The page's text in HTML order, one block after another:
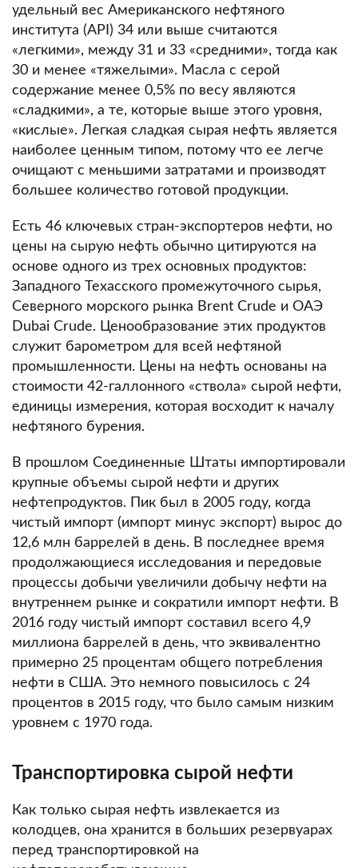
удельный вес Американского нефтяного
института (API) 34 или выше считаются
«легкими», между 31 и 33 «средними», тогда как
30 и менее «тяжелыми». Масла с серой
содержание менее 0,5% по весу являются
«сладкими», а те, которые выше этого уровня,
«кислые». Легкая сладкая сырая нефть является
наиболее ценным типом, потому что ее легче
очищают с меньшими затратами и производят
большее количество готовой продукции.
Есть 46 ключевых стран-экспортеров нефти, но
цены на сырую нефть обычно цитируются на
основе одного из трех основных продуктов:
Западного Техасского промежуточного сырья,
Северного морского рынка Brent Crude и ОАЭ
Dubai Crude. Ценообразование этих продуктов
служит барометром для всей нефтяной
промышленности. Цены на нефть основаны на
стоимости 42-галлонного «ствола» сырой нефти,
единицы измерения, которая восходит к началу
нефтяного бурения.
В прошлом Соединенные Штаты импортировали
крупные объемы сырой нефти и других
нефтепродуктов.
Пик был в 2005 году, когда
чистый импорт (импорт минус экспорт) вырос до
12,6 млн баррелей в день. В последнее время
продолжающиеся исследования и передовые
процессы добычи увеличили добычу нефти на
внутреннем рынке и сократили импорт нефти. В
2016 году чистый импорт составил всего 4,9
миллиона баррелей в день, что эквивалентно
примерно 25 процентам общего потребления
нефти в США. Это немного повысилось с 24
процентов в 2015 году, что было самым низким
уровнем с 1970 года.
Транспортировка сырой нефти
Как только сырая нефть извлекается из
колодцев, она хранится в больших резервуарах
перед транспортировкой на